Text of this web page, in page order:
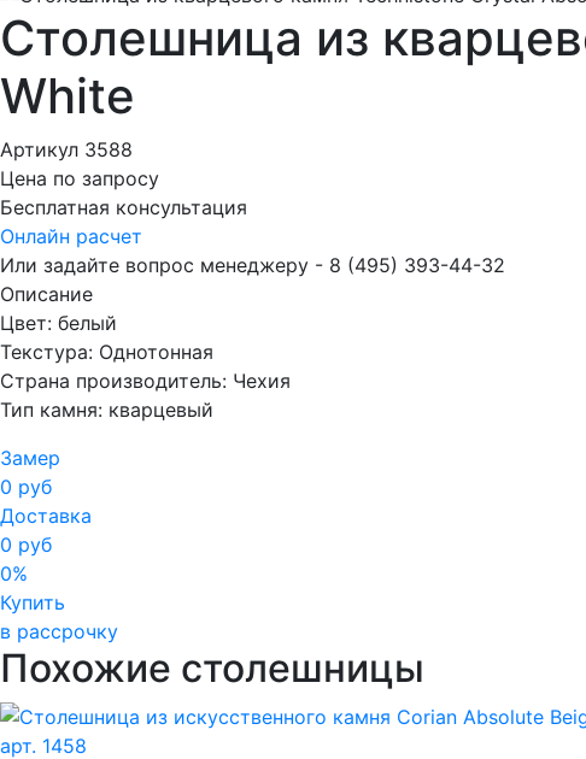
Столешница из
White
Артикул 3588
Цена по запросу
Бесплатная консультация
Онлайн расчет
Или задайте вопрос менеджеру - 8 (495) 393-44-32
Описание
Цвет: белый
Текстура: Однотонная
Страна производитель: Чехия
Тип камня: кварцевый
Замер
0 руб
Доставка
0 руб
0%
Купить
в рассрочку
Похожие столешницы
арт. 1458